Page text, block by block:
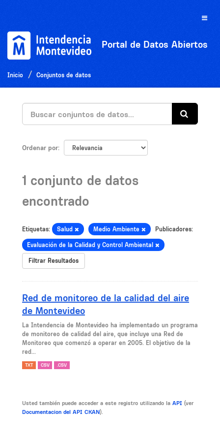
Toggle
Portal de Datos Abiertos
Inicio Conjuntos de datos
Ordenar por
1 conjunto de datos
encontrado
Etiquetas: Salud Medio Ambiente Publicadores:
Evaluación de la Calidad y Control Ambiental
Filtrar Resultados
Red de monitoreo de la calidad del aire
de Montevideo
La Intendencia de Montevideo ha implementado un programa
de monitoreo de calidad del aire, que incluye una Red de
Monitoreo que comenzó a operar en 2005. El objetivo de la
red...
TXT CSV .CSV
Usted también puede acceder a este registro utilizando la API (ver
Documentacion del API CKAN).